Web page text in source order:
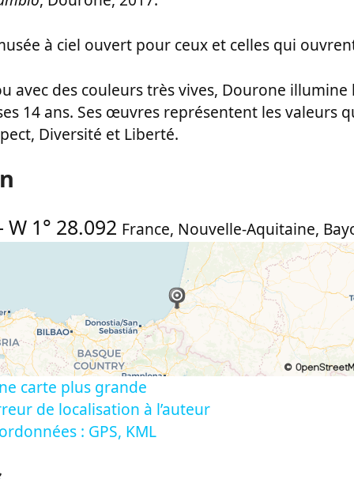
à ciel ouvert pour ceux et celles qui
avec des couleurs très vives, Dourone illumine
14 ans. Ses œuvres représentent les valeurs
Diversité et Liberté.
W 1° 28.092 France, Nouvelle-Aquitaine,
carte plus grande
de localisation à l’auteur
: GPS, KML